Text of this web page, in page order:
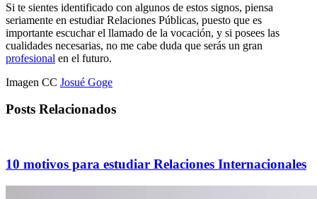
Si te sientes identificado con algunos de estos signos, piensa
seriamente en estudiar Relaciones Públicas, puesto que es
importante escuchar el llamado de la vocación, y si posees las
cualidades necesarias, no me cabe duda que serás un gran
profesional en el futuro.
Imagen CC Josué Goge
Posts Relacionados
10 motivos para estudiar Relaciones Internacionales